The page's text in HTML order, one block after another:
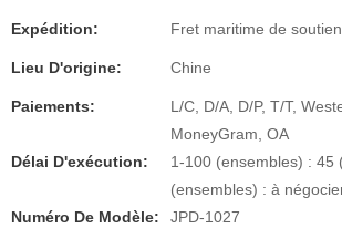
Expédition: Fret maritime de soutien
Lieu D'origine: Chine
Paiements:
L/C, D/A, D/P, T/T,
MoneyGram, OA
Délai D'exécution:
1-100 (ensembles) : 45
(ensembles) : à
Numéro De Modèle:
JPD-1027